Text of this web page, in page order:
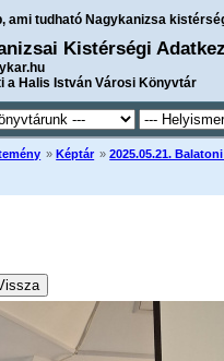
ami tudható Nagykanizsa
Kistérségi
a Halis István Városi Könyvtár
» Képtár »2025.05.21.